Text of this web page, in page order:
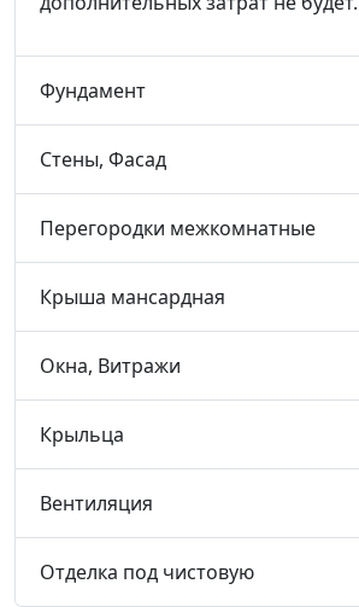
Фундамент
Стены, Фасад
Перегородки межкомнатные
Крыша мансардная
Окна, Витражи
Крыльца
Вентиляция
Отделка под чистовую